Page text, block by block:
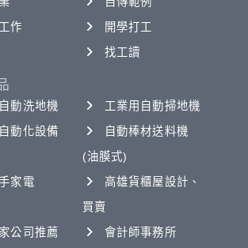
作
開學打工
找工讀
動洗地機
工業用自動掃地機
動化設備
自動棒材送料機
(油膜式)
家電
高雄貨櫃屋設計、
買賣
公司推薦
會計師事務所